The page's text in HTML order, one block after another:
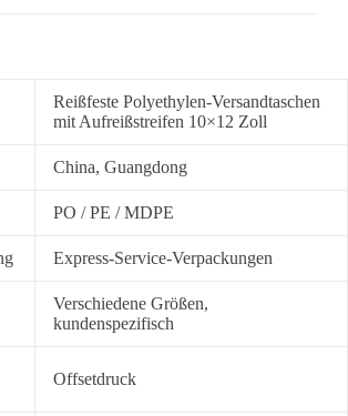
Reißfeste Polyethylen-Versandtaschen
mit Aufreißstreifen 10×12 Zoll
China, Guangdong
PO / PE / MDPE
Express-Service-Verpackungen
Verschiedene Größen,
kundenspezifisch
Offsetdruck